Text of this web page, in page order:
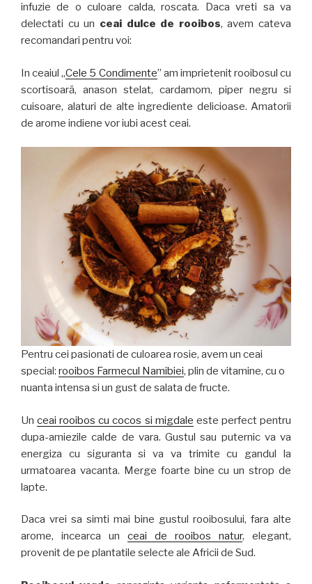
infuzie de o culoare calda, roscata. Daca vreti sa va
delectati cu un ceai dulce de rooibos, avem cateva
recomandari pentru voi:
In ceaiul „Cele 5 Condimente” am imprietenit rooibosul cu
scortisoară, anason stelat, cardamom, piper negru si
cuisoare, alaturi de alte ingrediente delicioase. Amatorii
de arome indiene vor iubi acest ceai.
Pentru cei pasionati de culoarea rosie, avem un ceai
special: rooibos Farmecul Namibiei, plin de vitamine, cu o
nuanta intensa si un gust de salata de fructe.
Unceai rooibos cu cocos si migdale este perfect pentru
dupa-amiezile calde de vara. Gustul sau puternic va va
energiza cu siguranta si va va trimite cu gandul la
urmatoarea vacanta. Merge foarte bine cu un strop de
lapte.
Daca vrei sa simti mai bine gustul rooibosului, fara alte
arome, incearca un ceai de rooibos natur, elegant,
provenit de pe plantatile selecte ale Africii de Sud.